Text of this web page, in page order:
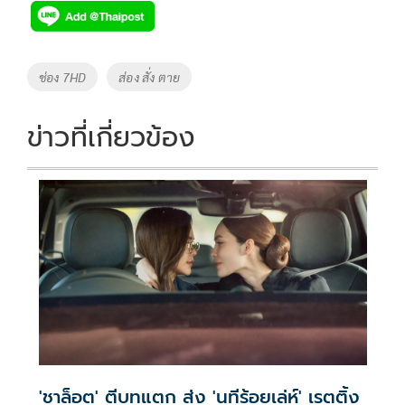
e
b
o
k
tt
er
p
y
Li
k
Tags
ช่อง 7HD ส่อง สั่ง ตาย
ข่าวที่เกี่ยวข้อง
'ชาล็อต' ตีบทแตก ส่ง 'นทีร้อยเล่ห์' เรตติ้ง